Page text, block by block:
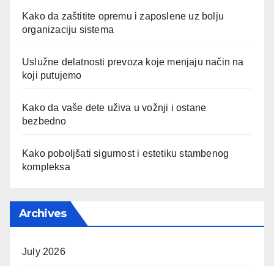
Kako da zaštitite opremu i zaposlene uz bolju
organizaciju sistema
Uslužne delatnosti prevoza koje menjaju način na
koji putujemo
Kako da vaše dete uživa u vožnji i ostane
bezbedno
Kako poboljšati sigurnost i estetiku stambenog
kompleksa
Archives
July 2026